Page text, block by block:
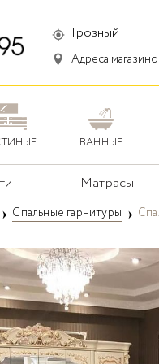
Грозный
Адреса
ВАННЫЕ
Матрасы
Спальные гарнитуры